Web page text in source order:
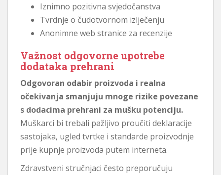
Iznimno pozitivna svjedočanstva
Tvrdnje o čudotvornom izlječenju
Anonimne web stranice za recenzije
Važnost odgovorne upotrebe
dodataka prehrani
Odgovoran odabir proizvoda i realna
očekivanja smanjuju mnoge rizike povezane
s dodacima prehrani za mušku potenciju.
Muškarci bi trebali pažljivo proučiti deklaracije
sastojaka, ugled tvrtke i standarde proizvodnje
prije kupnje proizvoda putem interneta.
Zdravstveni stručnjaci često preporučuju